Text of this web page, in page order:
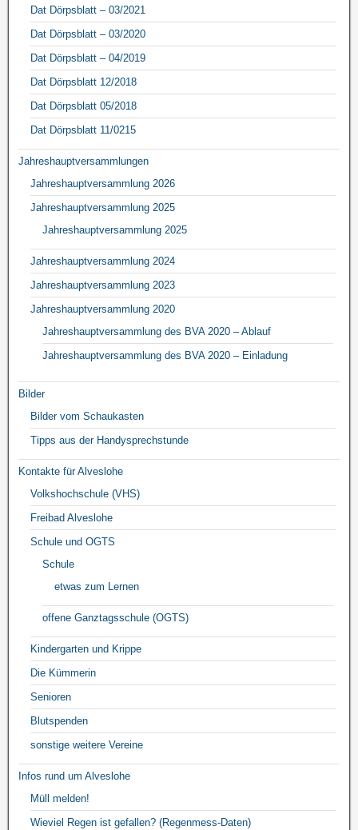
Dat Dörpsblatt – 03/2021
Dat Dörpsblatt – 03/2020
Dat Dörpsblatt – 04/2019
Dat Dörpsblatt 12/2018
Dat Dörpsblatt 05/2018
Dat Dörpsblatt 11/0215
Jahreshauptversammlungen
Jahreshauptversammlung 2026
Jahreshauptversammlung 2025
Jahreshauptversammlung 2025
Jahreshauptversammlung 2024
Jahreshauptversammlung 2023
Jahreshauptversammlung 2020
Jahreshauptversammlung des BVA 2020 – Ablauf
Jahreshauptversammlung des BVA 2020 – Einladung
Bilder
Bilder vom Schaukasten
Tipps aus der Handysprechstunde
Kontakte für Alveslohe
Volkshochschule (VHS)
Freibad Alveslohe
Schule und OGTS
Schule
etwas zum Lernen
offene Ganztagsschule (OGTS)
Kindergarten und Krippe
Die Kümmerin
Senioren
Blutspenden
sonstige weitere Vereine
Infos rund um Alveslohe
Müll melden!
Wieviel Regen ist gefallen? (Regenmess-Daten)